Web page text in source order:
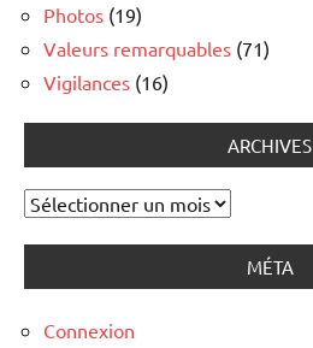
Photos (19)
Valeurs remarquables (71)
Vigilances (16)
ARCHIVES
Archives
MÉTA
Connexion